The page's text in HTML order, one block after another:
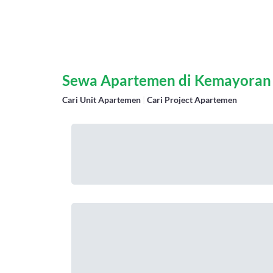
Sewa Apartemen di
Cari Unit Apartemen Cari Project Apartemen